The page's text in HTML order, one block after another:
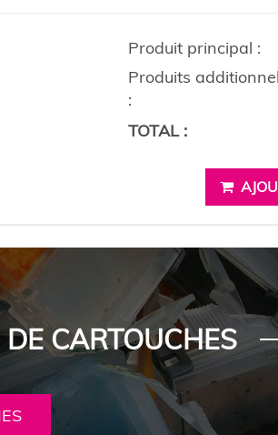
Produit principal :
Produits
:
TOTAL :
CARTOUCHES